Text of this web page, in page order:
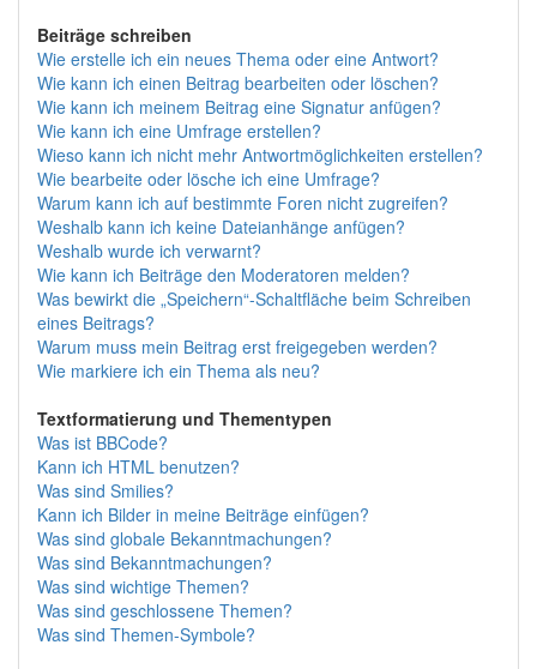
Beiträge schreiben
Wie erstelle ich ein neues Thema oder eine Antwort?
Wie kann ich einen Beitrag bearbeiten oder löschen?
Wie kann ich meinem Beitrag eine Signatur anfügen?
Wie kann ich eine Umfrage erstellen?
Wieso kann ich nicht mehr Antwortmöglichkeiten erstellen?
Wie bearbeite oder lösche ich eine Umfrage?
Warum kann ich auf bestimmte Foren nicht zugreifen?
Weshalb kann ich keine Dateianhänge anfügen?
Weshalb wurde ich verwarnt?
Wie kann ich Beiträge den Moderatoren melden?
Was bewirkt die „Speichern“-Schaltfläche beim Schreiben
eines Beitrags?
Warum muss mein Beitrag erst freigegeben werden?
Wie markiere ich ein Thema als neu?
Textformatierung und Thementypen
Was ist BBCode?
Kann ich HTML benutzen?
Was sind Smilies?
Kann ich Bilder in meine Beiträge einfügen?
Was sind globale Bekanntmachungen?
Was sind Bekanntmachungen?
Was sind wichtige Themen?
Was sind geschlossene Themen?
Was sind Themen-Symbole?